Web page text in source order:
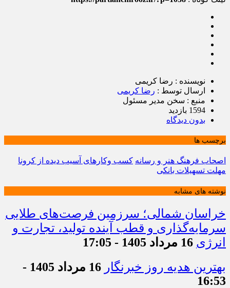
نویسنده : رضا کریمی
ارسال توسط : رضا کریمی
منبع : سخن مدیر مسئول
1594 بازدید
بدون دیدگاه
برچسب ها
اصحاب فرهنگ هنر و رسانه کسب وکارهای آسیب دیده از کرونا
مهلت تسهیلات بانکی
نوشته های مشابه
خراسان شمالی؛ سرزمین فرصت‌های طلایی
سرمایه‌گذاری و قطب آینده تولید، تجارت و
انرژی 16 مرداد 1405 - 17:05
بهترین هدیه روز خبرنگار
16 مرداد 1405 -
16:53